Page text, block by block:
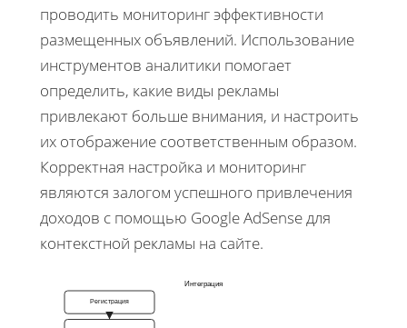
проводить мониторинг эффективности
размещенных объявлений. Использование
инструментов аналитики помогает
определить, какие виды рекламы
привлекают больше внимания, и настроить
их отображение соответственным образом.
Корректная настройка и мониторинг
являются залогом успешного привлечения
доходов с помощью Google AdSense для
контекстной рекламы на сайте.
Интеграция
Регистрация